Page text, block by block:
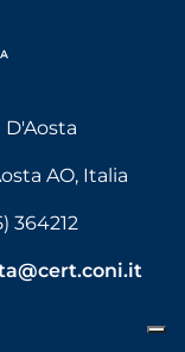
AO, Italia
364212